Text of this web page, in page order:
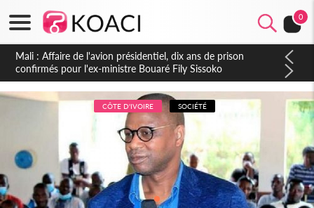
0
Nigeria : Le Togo et le Cameroun principaux acheteurs des
produits de la raffinerie Dangote en juillet
CÔTE D'IVOIRE SOCIÉTÉ